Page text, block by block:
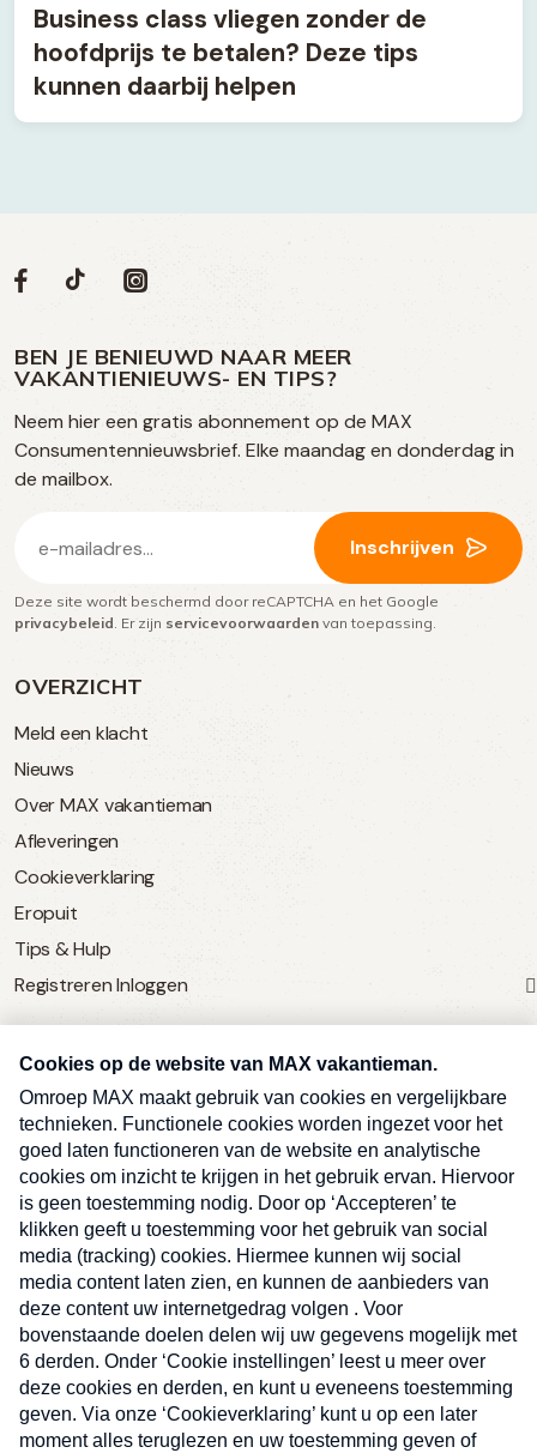
Business class vliegen zonder de
hoofdprijs te betalen? Deze tips
kunnen daarbij helpen
OVERZICHT
Meld een klacht
Nieuws
Over MAX vakantieman
Afleveringen
Cookieverklaring
Eropuit
Tips & Hulp
Registreren Inloggen
SERVICE
Over Omroep MAX
MAX Vandaag
MAX Meldpunt
Pers
Contact
Algemene voorwaarden
Privacyverklaring
Kwetsbaarheid melden
RegistrerenInloggen
Volg
op
social
media
Social
Volg
op
Facebook
Volg
op
TikTok
Volg
op
Instagram
BEN JE BENIEUWD NAAR MEER
VAKANTIENIEUWS- EN TIPS?
Neem hier een gratis abonnement op de MAX
Consumentennieuwsbrief. Elke maandag en donderdag in
de mailbox.
mailadres
(Vereist)
Inschrijven
Deze site wordt beschermd door reCAPTCHA en het Google
privacybeleid . Er zijn servicevoorwaarden van toepassing.
Ben je benieuwd naar meer
vakantienieuws- en tips?
E-
mailadres
Inschrijven